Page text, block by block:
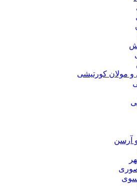
و مولان کورتیشی
آرسن